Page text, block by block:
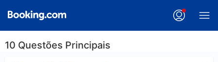
10 Questões Principais